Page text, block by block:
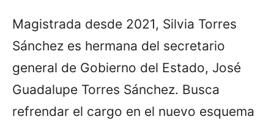
Magistrada desde 2021, Silvia Torres
Sánchez es hermana del secretario
general de Gobierno del Estado, José
Guadalupe Torres Sánchez. Busca
refrendar el cargo en el nuevo esquema